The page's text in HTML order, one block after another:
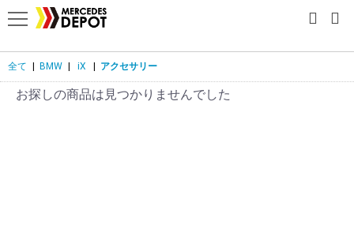
全て BMW iX アクセサリー
お探しの商品は見つかりませんでした